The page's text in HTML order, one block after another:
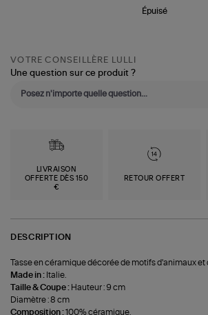
Épuisé
VOTRE CONSEILLÈRE LULLI
Une question sur ce produit ?
LIVRAISON
OFFERTE DÈS 150
€
RETOUR OFFERT
DESCRIPTION
Tasse en céramique décorée de motifs d'animaux et
Made in : Italie.
Taille & Coupe : Hauteur : 9 cm
Diamètre : 8 cm
Composition :100% céramique.